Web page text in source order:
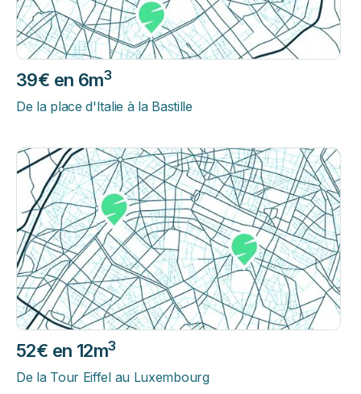
39€ en 6m3
De la place d'Italie à la Bastille
52€ en 12m3
De la Tour Eiffel au Luxembourg